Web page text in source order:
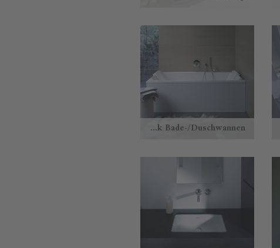
Starck Bade-/Duschwannen